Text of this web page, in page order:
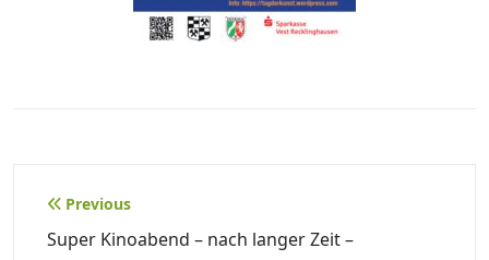
Beitragsnavigation
Previous
Super Kinoabend – nach langer Zeit –